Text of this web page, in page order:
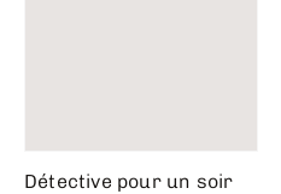
Détective pour un soir